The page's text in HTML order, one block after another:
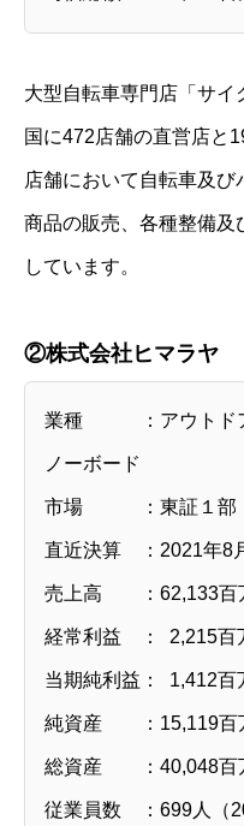
大型自転車専門店「サイ
国に472店舗の直営店と
店舗において自転車及
商品の販売、各種整備及
しています。
②株式会社ヒマラヤ
業種 ：アウトドア
ノーボード
市場 ：東証１部
直近決算 ：2021年8
売上高 ：62,133百
経常利益 ： 2,215百
当期純利益： 1,412百
純資産 ：15,119百
総資産 ：40,048百
従業員数 ：699人（